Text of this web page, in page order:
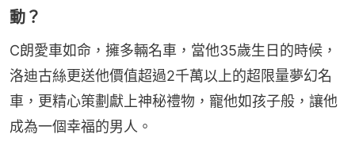
動？
C朗愛車如命，擁多輛名車，當他35歲生日的時候，
洛迪古絲更送他價值超過2千萬以上的超限量夢幻名
車，更精心策劃獻上神秘禮物，寵他如孩子般，讓他
成為一個幸福的男人。